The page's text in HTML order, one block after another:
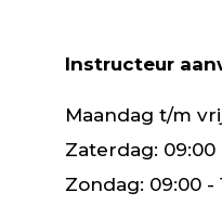
Instructeur
Maandag t/m
Zaterdag: 09:00
Zondag: 09:00 -